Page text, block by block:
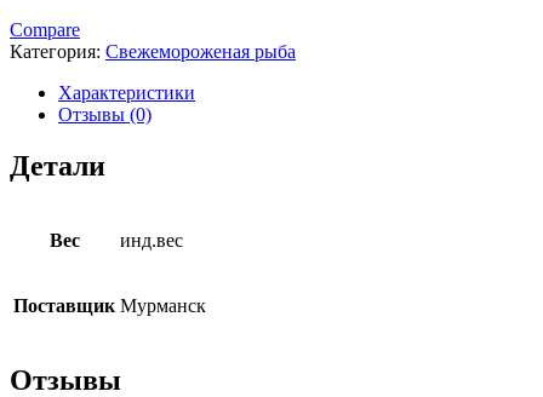
Compare
Категория: Свежемороженая рыба
Характеристики
Отзывы (0)
Детали
Вес инд.вес
Поставщик Мурманск
Отзывы